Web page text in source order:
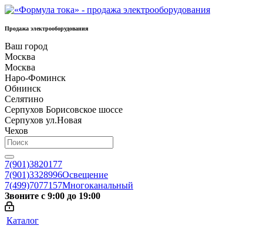
Продажа электрооборудования
Ваш город
Москва
Москва
Наро-Фоминск
Обнинск
Селятино
Серпухов Борисовское шоссе
Серпухов ул.Новая
Чехов
7(901)3820177
7(901)3328996Освещение
7(499)7077157Многоканальный
Звоните с 9:00 до 19:00
Каталог